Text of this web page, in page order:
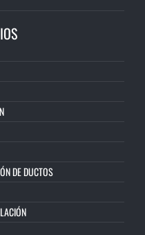
DE DUCTOS